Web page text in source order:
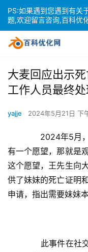
大麦回应出示
工作人员最终
yajje 2024年5月21日 下
2024年5月，
有一个愿望，那就是
这个愿望，王先生向
供了妹妹的死亡证明
申请，指出需要妹妹本
此事件在社交
PS:如果遇到您遇到有关
题,欢迎留言咨询,百科优